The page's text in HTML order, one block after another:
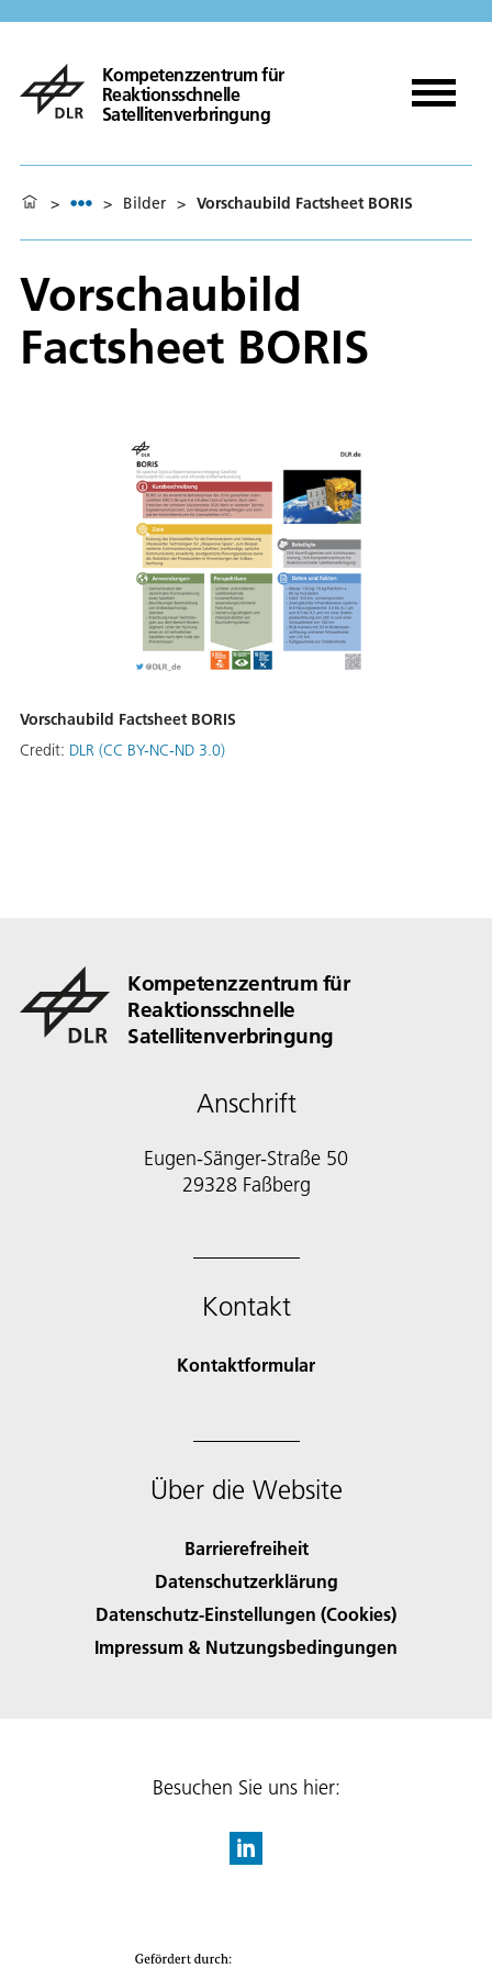
Kompetenzzentrum für
Reaktionsschnelle
Satellitenverbringung
> > Bilder > Vorschaubild Factsheet BORIS
Vorschaubild
Factsheet BORIS
Vorschaubild Factsheet BORIS
Credit: DLR (CC BY-NC-ND 3.0)
Kompetenzzentrum für
Reaktionsschnelle
Satellitenverbringung
Anschrift
Eugen-Sänger-Straße 50
29328 Faßberg
Kontakt
Kontaktformular
Über die Website
Barrierefreiheit
Datenschutzerklärung
Datenschutz-Einstellungen (Cookies)
Impressum & Nutzungsbedingungen
Besuchen Sie uns hier: